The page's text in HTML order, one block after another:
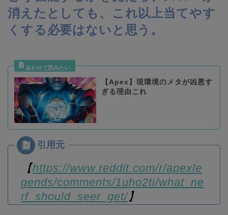
消えたとしても、これ以上当てやす
くする必要はないと思う。
【Apex】現環境のメタが凶悪す
ぎる理由これ
【https://www.reddit.com/r/apexle
gends/comments/1uho2ti/what_ne
rf_should_seer_get/】